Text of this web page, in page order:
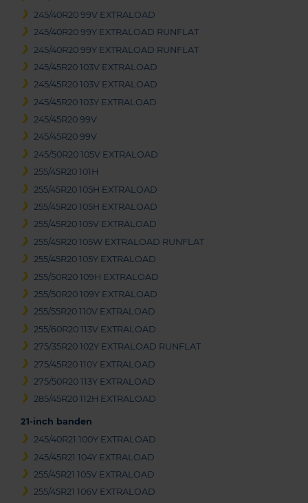
245/40R20 99V EXTRALOAD
245/40R20 99Y EXTRALOAD RUNFLAT
245/40R20 99Y EXTRALOAD RUNFLAT
245/45R20 103V EXTRALOAD
245/45R20 103V EXTRALOAD
245/45R20 103Y EXTRALOAD
245/45R20 99V
245/45R20 99V
245/50R20 105V EXTRALOAD
255/45R20 101H
255/45R20 105H EXTRALOAD
255/45R20 105H EXTRALOAD
255/45R20 105V EXTRALOAD
255/45R20 105W EXTRALOAD RUNFLAT
255/45R20 105Y EXTRALOAD
255/50R20 109H EXTRALOAD
255/50R20 109Y EXTRALOAD
255/55R20 110V EXTRALOAD
255/60R20 113V EXTRALOAD
275/35R20 102Y EXTRALOAD RUNFLAT
275/45R20 110Y EXTRALOAD
275/50R20 113Y EXTRALOAD
285/45R20 112H EXTRALOAD
21-inch banden
245/40R21 100Y EXTRALOAD
245/45R21 104Y EXTRALOAD
255/45R21 105V EXTRALOAD
255/45R21 106V EXTRALOAD